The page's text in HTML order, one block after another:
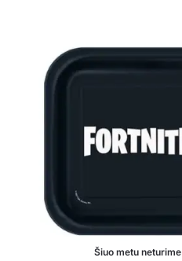
Šiuo metu neturime